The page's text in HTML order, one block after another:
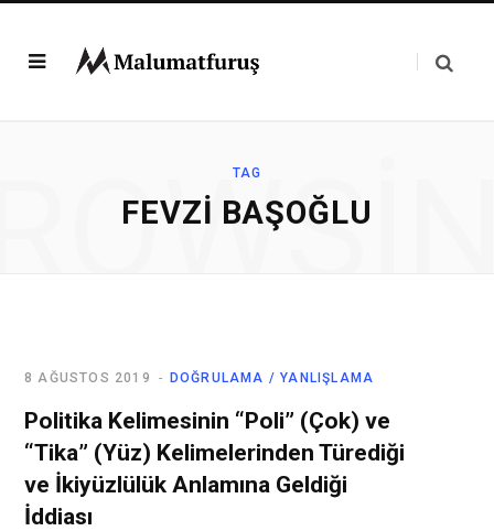
TAG
FEVZI BAŞOĞLU
DOĞRULAMA / YANLIŞLAMA
8 AĞUSTOS 2019
Politika Kelimesinin “Poli” (Çok) ve
“Tika” (Yüz) Kelimelerinden Türediği
ve İkiyüzlülük Anlamına Geldiği
İddiası